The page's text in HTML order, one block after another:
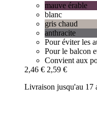
mauve érable
blanc
gris chaud
anthracite
Pour éviter les
Pour le balcon
Convient aux
2,46 € 2,59 €
Livraison jusqu'au 17